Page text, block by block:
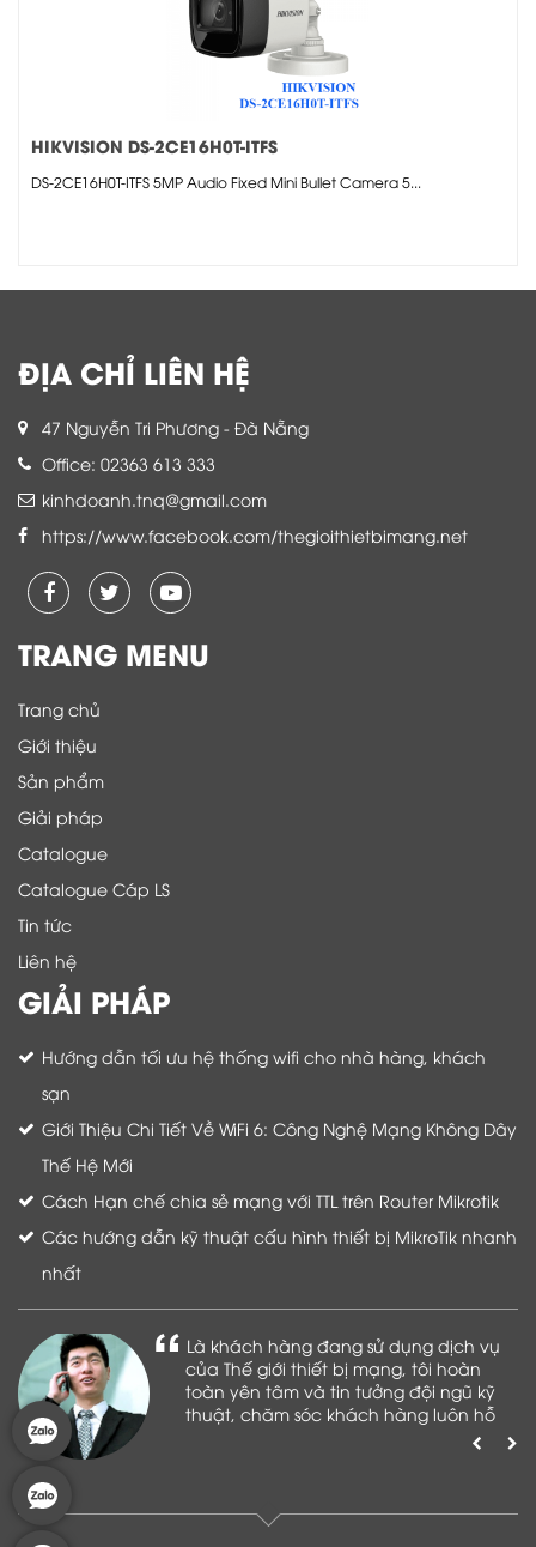
HIKVISION DS-2CE16H0T-ITFS
DS-2CE16H0T-ITFS 5MP Audio Fixed Mini Bullet Camera 5...
ĐỊA CHỈ LIÊN HỆ
47 Nguyễn Tri Phương - Đà Nẵng
Office: 02363 613 333
kinhdoanh.tnq@gmail.com
https://www.facebook.com/thegioithietbimang.net
TRANG MENU
Trang chủ
Giới thiệu
Sản phẩm
Giải pháp
Catalogue
Catalogue Cáp LS
Tin tức
Liên hệ
GIẢI PHÁP
Hướng dẫn tối ưu hệ thống wifi cho nhà hàng, khách
sạn
Giới Thiệu Chi Tiết Về WiFi 6: Công Nghệ Mạng Không Dây
Thế Hệ Mới
Cách Hạn chế chia sẻ mạng với TTL trên Router Mikrotik
Các hướng dẫn kỹ thuật cấu hình thiết bị MikroTik nhanh
nhất
Là khách hàng đang sử dụng dịch vụ
của Thế giới thiết bị mạng, tôi hoàn
toàn yên tâm và tin tưởng đội ngũ kỹ
thuật, chăm sóc khách hàng luôn hỗ